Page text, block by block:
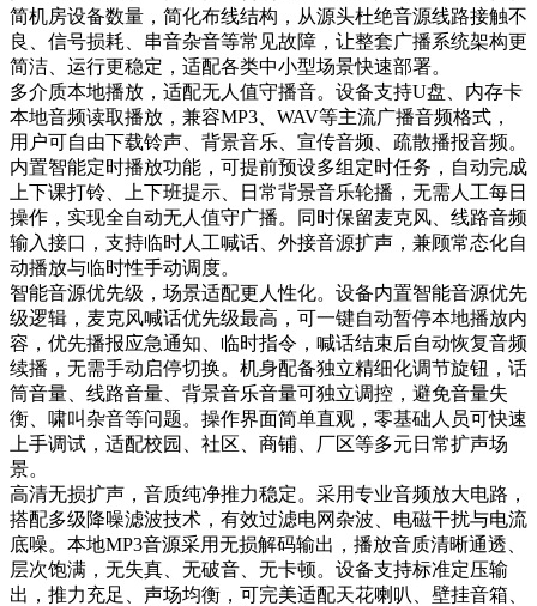
简机房设备数量，简化布线结构，从源头杜绝音源线路接触不
良、信号损耗、串音杂音等常见故障，让整套广播系统架构更
简洁、运行更稳定，适配各类中小型场景快速部署。
多介质本地播放，适配无人值守播音。设备支持U盘、内存卡
本地音频读取播放，兼容MP3、WAV等主流广播音频格式，
用户可自由下载铃声、背景音乐、宣传音频、疏散播报音频。
内置智能定时播放功能，可提前预设多组定时任务，自动完成
上下课打铃、上下班提示、日常背景音乐轮播，无需人工每日
操作，实现全自动无人值守广播。同时保留麦克风、线路音频
输入接口，支持临时人工喊话、外接音源扩声，兼顾常态化自
动播放与临时性手动调度。
智能音源优先级，场景适配更人性化。设备内置智能音源优先
级逻辑，麦克风喊话优先级最高，可一键自动暂停本地播放内
容，优先播报应急通知、临时指令，喊话结束后自动恢复音频
续播，无需手动启停切换。机身配备独立精细化调节旋钮，话
筒音量、线路音量、背景音乐音量可独立调控，避免音量失
衡、啸叫杂音等问题。操作界面简单直观，零基础人员可快速
上手调试，适配校园、社区、商铺、厂区等多元日常扩声场
景。
高清无损扩声，音质纯净推力稳定。采用专业音频放大电路，
搭配多级降噪滤波技术，有效过滤电网杂波、电磁干扰与电流
底噪。本地MP3音源采用无损解码输出，播放音质清晰通透、
层次饱满，无失真、无破音、无卡顿。设备支持标准定压输
出，推力充足、声场均衡，可完美适配天花喇叭、壁挂音箱、